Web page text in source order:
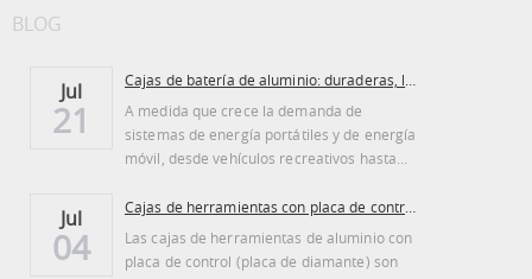
BLOG
Jul
21
A medida que crece la demanda de
sistemas de energía portátiles y de energía
móvil, desde vehículos recreativos hasta...
Jul
04
Las cajas de herramientas de aluminio con
placa de control (placa de diamante) son